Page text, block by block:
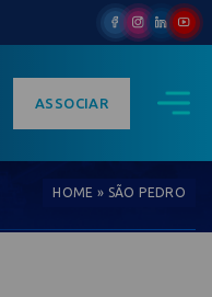
ASSOCIAR
HOME » SÃO PEDRO